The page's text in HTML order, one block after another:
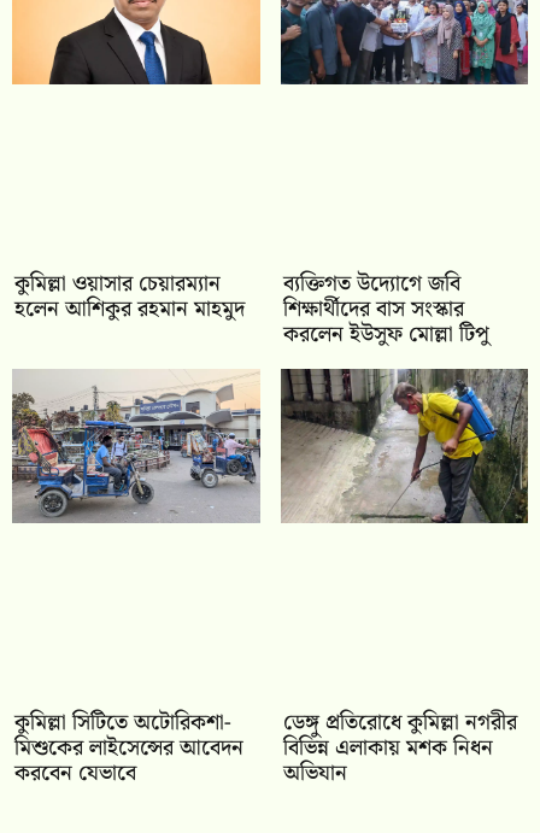
কুমিল্লা ওয়াসার চেয়ারম্যান
হলেন আশিকুর রহমান মাহমুদ
ব্যক্তিগত উদ্যোগে জবি
শিক্ষার্থীদের বাস সংস্কার
করলেন ইউসুফ মোল্লা টিপু
কুমিল্লা সিটিতে অটোরিকশা-
মিশুকের লাইসেন্সের আবেদন
করবেন যেভাবে
ডেঙ্গু প্রতিরোধে কুমিল্লা নগরীর
বিভিন্ন এলাকায় মশক নিধন
অভিযান